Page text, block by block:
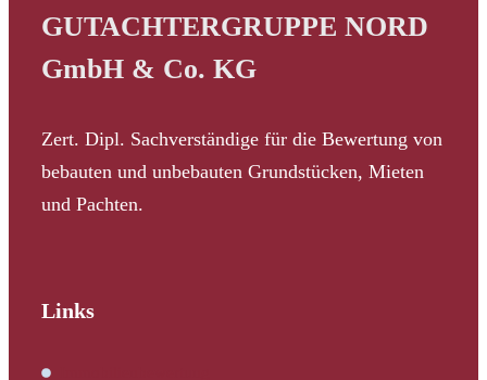
GUTACHTERGRUPPE NORD
GmbH & Co. KG
Zert. Dipl. Sachverständige für die Bewertung von
bebauten und unbebauten Grundstücken, Mieten
und Pachten.
Links